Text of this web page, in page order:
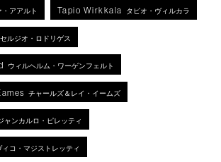
・アアルト Tapio Wirkkala タピオ・ヴィルカラ
セルジオ・ロドリゲス
ウィルヘルム・ワーゲンフェルト
チャールズ＆レイ・イームズ
ャンカルロ・ピレッティ
ィコ・マジストレッティ